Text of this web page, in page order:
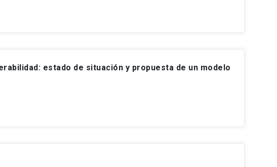
estado de situación y propuesta de un modelo